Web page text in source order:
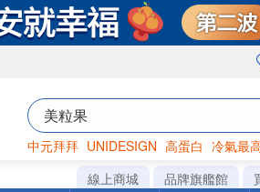
中元拜拜 UNIDESIGN 高蛋白 冷氣最
罐頭 海苔 洋芋片
線上商城 品牌旗艦館